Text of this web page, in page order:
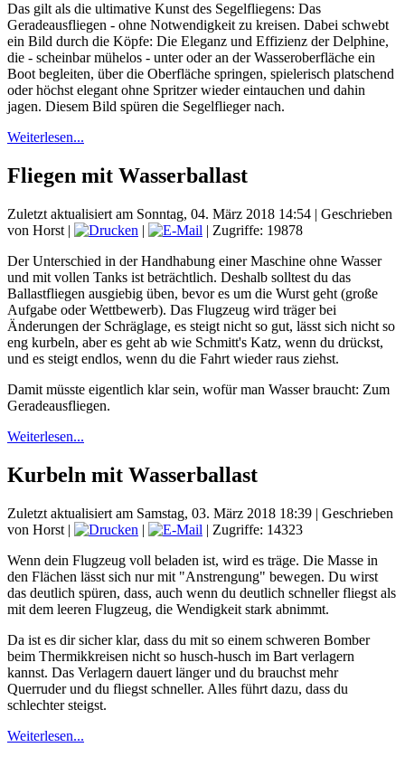
Das gilt als die ultimative Kunst des Segelfliegens: Das
Geradeausfliegen - ohne Notwendigkeit zu kreisen. Dabei schwebt
ein Bild durch die Köpfe: Die Eleganz und Effizienz der Delphine,
die - scheinbar mühelos - unter oder an der Wasseroberfläche ein
Boot begleiten, über die Oberfläche springen, spielerisch platschend
oder höchst elegant ohne Spritzer wieder eintauchen und dahin
jagen. Diesem Bild spüren die Segelflieger nach.
Weiterlesen...
Fliegen mit Wasserballast
Zuletzt aktualisiert am Sonntag, 04. März 2018 14:54 | Geschrieben
von Horst | |
| Zugriffe: 19878
Der Unterschied in der Handhabung einer Maschine ohne Wasser
und mit vollen Tanks ist beträchtlich. Deshalb solltest du das
Ballastfliegen ausgiebig üben, bevor es um die Wurst geht (große
Aufgabe oder Wettbewerb). Das Flugzeug wird träger bei
Änderungen der Schräglage, es steigt nicht so gut, lässt sich nicht so
eng kurbeln, aber es geht ab wie Schmitt's Katz, wenn du drückst,
und es steigt endlos, wenn du die Fahrt wieder raus ziehst.
Damit müsste eigentlich klar sein, wofür man Wasser braucht: Zum
Geradeausfliegen.
Weiterlesen...
Kurbeln mit Wasserballast
Zuletzt aktualisiert am Samstag, 03. März 2018 18:39 | Geschrieben
von Horst | |
| Zugriffe: 14323
Wenn dein Flugzeug voll beladen ist, wird es träge. Die Masse in
den Flächen lässt sich nur mit "Anstrengung" bewegen. Du wirst
das deutlich spüren, dass, auch wenn du deutlich schneller fliegst als
mit dem leeren Flugzeug, die Wendigkeit stark abnimmt.
Da ist es dir sicher klar, dass du mit so einem schweren Bomber
beim Thermikkreisen nicht so husch-husch im Bart verlagern
kannst. Das Verlagern dauert länger und du brauchst mehr
Querruder und du fliegst schneller. Alles führt dazu, dass du
schlechter steigst.
Weiterlesen...